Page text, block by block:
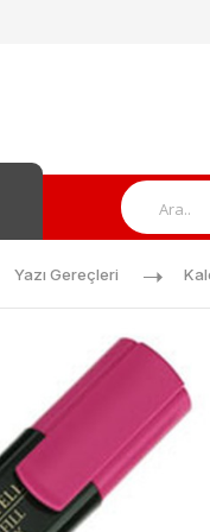
Yazı Gereçleri